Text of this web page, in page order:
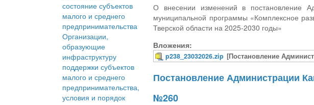
состояние субъектов
малого и среднего
предпринимательства
Организации,
образующие
инфраструктуру
поддержки субъектов
малого и среднего
предпринимательства,
условия и порядок
О внесении изменений в постановление
муниципальной программы «Комплексное
Тверской области на 2025-2030 годы»
Вложения:
p238_23032026.zip [Постановление
Постановление Администрации
№260